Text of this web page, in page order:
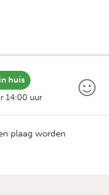
huis
14:00 uur
plaag worden